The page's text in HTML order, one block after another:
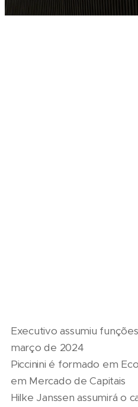
Executivo assumiu
março de 2024
Piccinini é formado em
em Mercado de Capitais
Hilke Janssen assumirá o